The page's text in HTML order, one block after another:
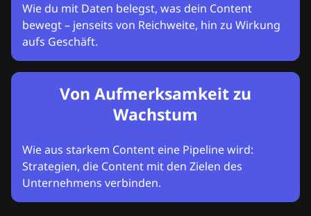
Wie du mit Daten belegst, was dein Content
bewegt – jenseits von Reichweite, hin zu Wirkung
aufs Geschäft.
Von Aufmerksamkeit zu
Wachstum
Wie aus starkem Content eine Pipeline wird:
Strategien, die Content mit den Zielen des
Unternehmens verbinden.